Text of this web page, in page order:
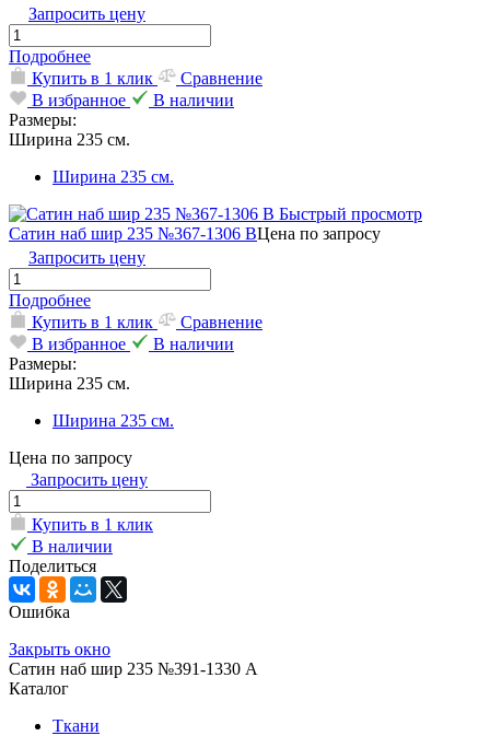
Запросить цену
Подробнее
Купить в 1 клик
Сравнение
В избранное
В наличии
Размеры:
Ширина 235 см.
Ширина 235 см.
Быстрый просмотр
Сатин наб шир 235 №367-1306 ВЦена по запросу
Запросить цену
Подробнее
Купить в 1 клик
Сравнение
В избранное
В наличии
Размеры:
Ширина 235 см.
Ширина 235 см.
Цена по запросу
Запросить цену
Купить в 1 клик
В наличии
Поделиться
Ошибка
Закрыть окно
Сатин наб шир 235 №391-1330 А
Каталог
Ткани